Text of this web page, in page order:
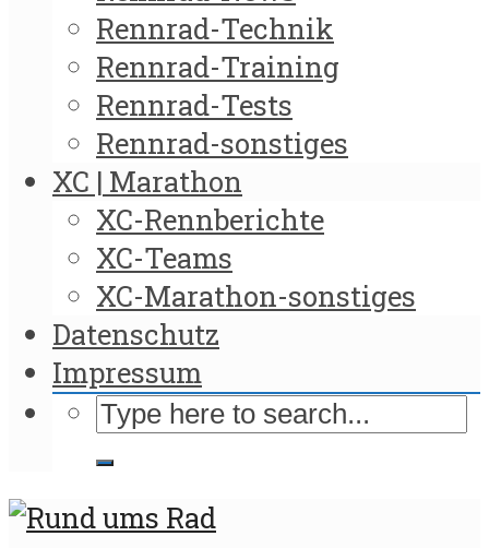
Rennrad-Technik
Rennrad-Training
Rennrad-Tests
Rennrad-sonstiges
XC | Marathon
XC-Rennberichte
XC-Teams
XC-Marathon-sonstiges
Datenschutz
Impressum